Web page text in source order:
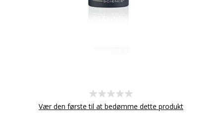
Vær den første til at bedømme dette produkt